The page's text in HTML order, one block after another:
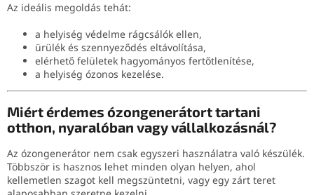
Az ideális megoldás tehát:
a helyiség védelme rágcsálók ellen,
ürülék és szennyeződés eltávolítása,
elérhető felületek hagyományos fertőtlenítése,
a helyiség ózonos kezelése.
Miért érdemes ózongenerátort tartani
otthon, nyaralóban vagy vállalkozásnál?
Az ózongenerátor nem csak egyszeri használatra való készülék.
Többször is hasznos lehet minden olyan helyen, ahol
kellemetlen szagot kell megszüntetni, vagy egy zárt teret